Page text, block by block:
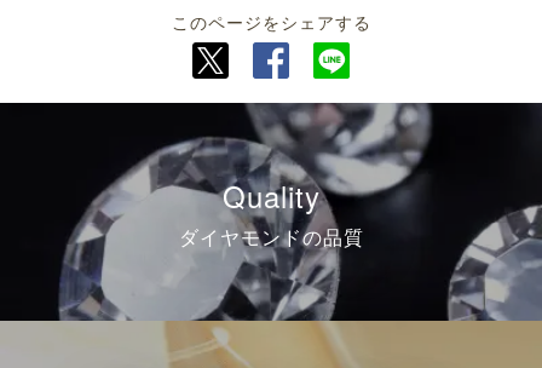
このページをシェアする
Quality
ダイヤモンドの品質